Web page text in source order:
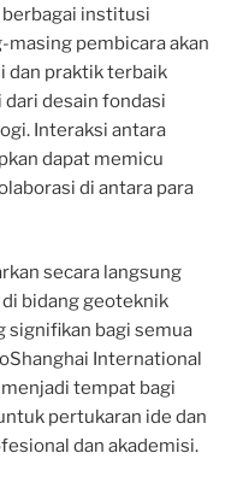
institusi
pembicara akan
dan praktik terbaik
desain fondasi
Interaksi antara
dapat memicu
di antara para
secara langsung
bidang geoteknik
signifikan bagi semua
International
tempat bagi
pertukaran ide dan
dan akademisi.